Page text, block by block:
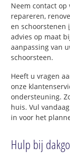
Neem contact op
repareren,
en schoorstenen
advies op maat
aanpassing van
schoorsteen.
Heeft u vragen
onze
ondersteuning.
huis. Vul
in voor het
Hulp bij